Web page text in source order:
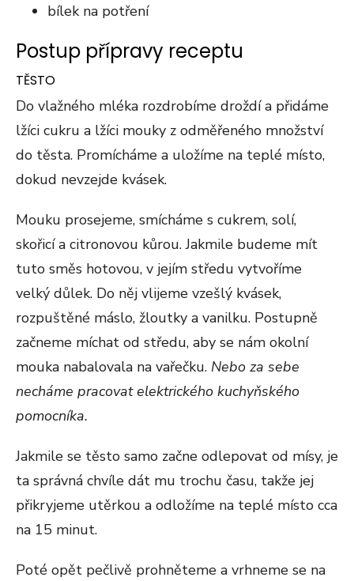
bílek na potření
Postup přípravy receptu
TĚSTO
Do vlažného mléka rozdrobíme droždí a přidáme
lžíci cukru a lžíci mouky z odměřeného množství
do těsta. Promícháme a uložíme na teplé místo,
dokud nevzejde kvásek.
Mouku prosejeme, smícháme s cukrem, solí,
skořicí a citronovou kůrou. Jakmile budeme mít
tuto směs hotovou, v jejím středu vytvoříme
velký důlek. Do něj vlijeme vzešlý kvásek,
rozpuštěné máslo, žloutky a vanilku. Postupně
začneme míchat od středu, aby se nám okolní
mouka nabalovala na vařečku. Nebo za sebe
necháme pracovat elektrického kuchyňského
pomocníka.
Jakmile se těsto samo začne odlepovat od mísy, je
ta správná chvíle dát mu trochu času, takže jej
přikryjeme utěrkou a odložíme na teplé místo cca
na 15 minut.
Poté opět pečlivě prohněteme a vrhneme se na